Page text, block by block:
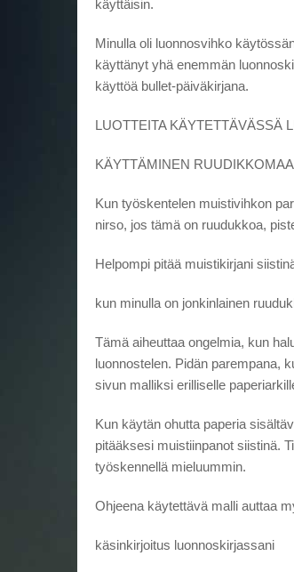
käyttäisin.
Minulla oli luonnosvihko
käyttänyt yhä enemmän
käyttöä bullet-päiväkirjana.
LUOTTEITA KÄYTETTÄVÄSSÄ
KÄYTTÄMINEN
Kun työskentelen muistivihkon
nirso, jos tämä on ruudukkoa,
Helpompi pitää muistikirjani
kun minulla on jonkinlainen
Tämä aiheuttaa ongelmia, kun
luonnostelen. Pidän parempana,
sivun malliksi erilliselle
Kun käytän ohutta paperia
pitääksesi muistiinpanot siistinä.
työskennellä mieluummin.
Ohjeena käytettävä malli auttaa
käsinkirjoitus luonnoskirjassani